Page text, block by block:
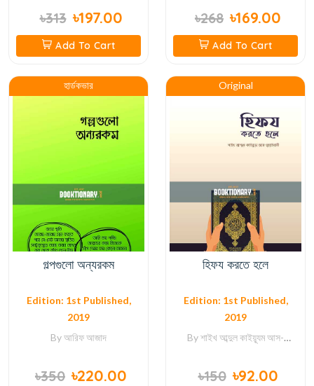
৳313 ৳197.00
Add To Cart
৳268 ৳169.00
Add To Cart
হার্ডকভার
গল্পগুলো অন্যরকম
Edition: 1st Published,
2019
Byআরিফ আজাদ
৳350 ৳220.00
Original
হিফয করতে হলে
Edition: 1st Published,
2019
Byশাইখ আব্দুল কাইয়্যূম আস-
৳150 ৳92.00